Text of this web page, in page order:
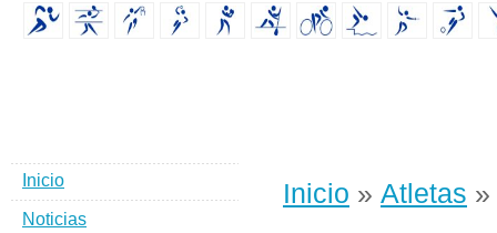
Inicio » Atletas »
Inicio
Noticias